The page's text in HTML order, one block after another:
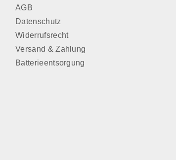
AGB
Datenschutz
Widerrufsrecht
Versand & Zahlung
Batterieentsorgung